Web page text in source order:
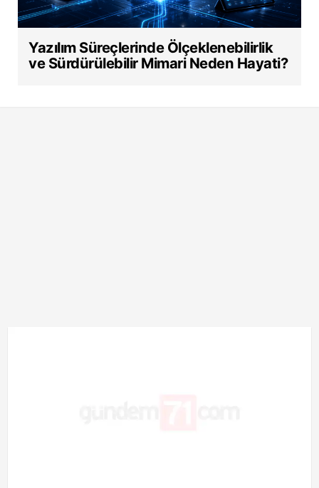
Yazılım Süreçlerinde Ölçeklenebilirlik
ve Sürdürülebilir Mimari Neden Hayati?